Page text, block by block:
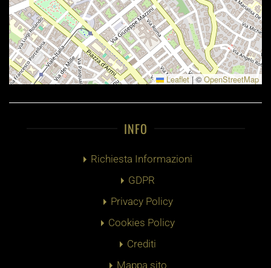
Leaflet |©OpenStreetMap
INFO
Richiesta Informazioni
GDPR
Privacy Policy
Cookies Policy
Crediti
Mappa sito